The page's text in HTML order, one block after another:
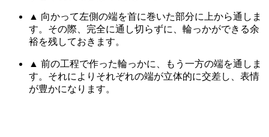
▲ 向かって左側の端を首に巻いた部分に上から通しま
す。その際、完全に通し切らずに、輪っかができる余
裕を残しておきます。
▲ 前の工程で作った輪っかに、もう一方の端を通しま
す。それによりそれぞれの端が立体的に交差し、表情
が豊かになります。